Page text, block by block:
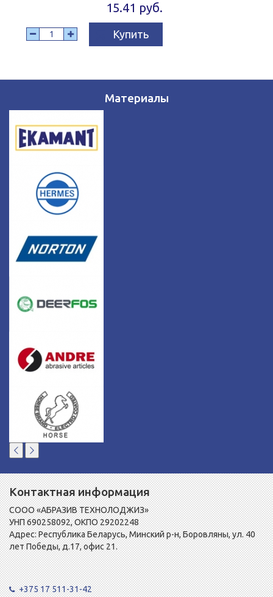
15.41 руб.
Купить
Материалы
Контактная информация
СООО «АБРАЗИВ ТЕХНОЛОДЖИЗ»
УНП 690258092, ОКПО 29202248
Адрес: Республика Беларусь, Минский р-н, Боровляны, ул. 40
лет Победы, д.17, офис 21.
+375 17 511-31-42